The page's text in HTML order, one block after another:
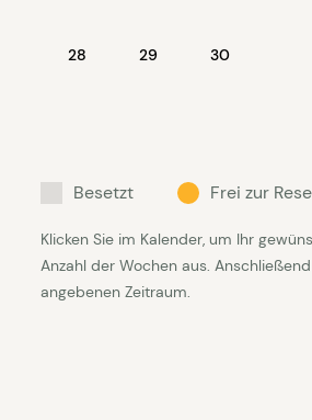
28 29 30
Besetzt Frei zur
Klicken Sie im Kalender, um Ihr
Anzahl der Wochen aus.
angebenen Zeitraum.